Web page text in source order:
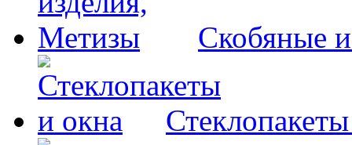
Скобяные